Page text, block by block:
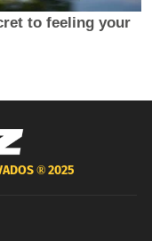
®2025